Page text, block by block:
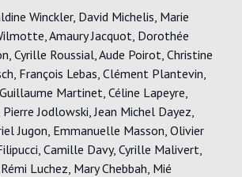
Winckler, David Michelis, Marie
Amaury Jacquot, Dorothée
Cyrille Roussial, Aude Poirot, Christine
François Lebas, Clément Plantevin,
Martinet, Céline Lapeyre,
Jodlowski, Jean Michel Dayez,
Jugon, Emmanuelle Masson, Olivier
Camille Davy, Cyrille Malivert,
Luchez, Mary Chebbah, Mié